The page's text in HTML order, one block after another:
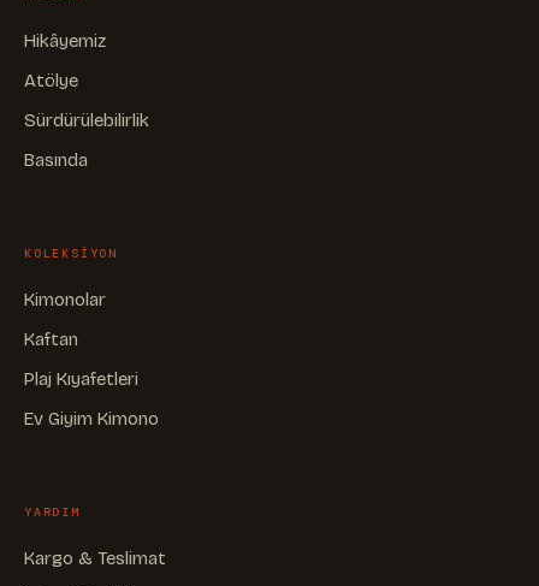
Hikâyemiz
Atölye
Sürdürülebilirlik
Basında
KOLEKSIYON
Kimonolar
Kaftan
Plaj Kıyafetleri
Ev Giyim Kimono
YARDIM
Kargo & Teslimat